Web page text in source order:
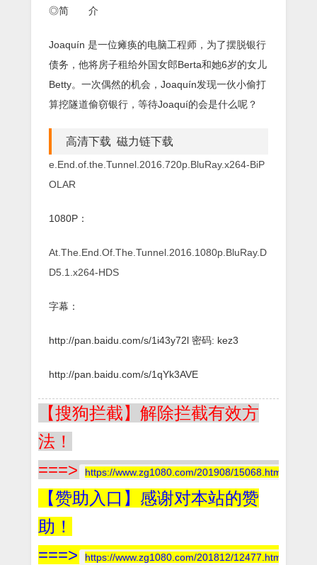
◎简 介
Joaquín 是一位瘫痪的电脑工程师，为了摆脱银行
债务，他将房子租给外国女郎Berta和她6岁的女儿
Betty。一次偶然的机会，Joaquín发现一伙小偷打
算挖隧道偷窃银行，等待Joaquí的会是什么呢？
高清下载 磁力链下载
e.End.of.the.Tunnel.2016.720p.BluRay.x264-BiP
OLAR
1080P：
At.The.End.Of.The.Tunnel.2016.1080p.BluRay.D
D5.1.x264-HDS
字幕：
http://pan.baidu.com/s/1i43y72l 密码: kez3
http://pan.baidu.com/s/1qYk3AVE
【搜狗拦截】解除拦截有效方
法！
===>
https://www.zg1080.com/201908/15068.html
【赞助入口】感谢对本站的赞
助！
===>
https://www.zg1080.com/201812/12477.html